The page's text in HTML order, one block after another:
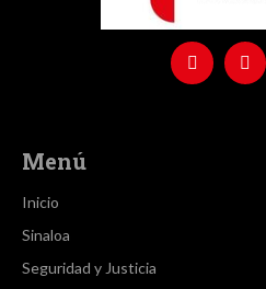
Menú
Inicio
Sinaloa
Seguridad y Justicia